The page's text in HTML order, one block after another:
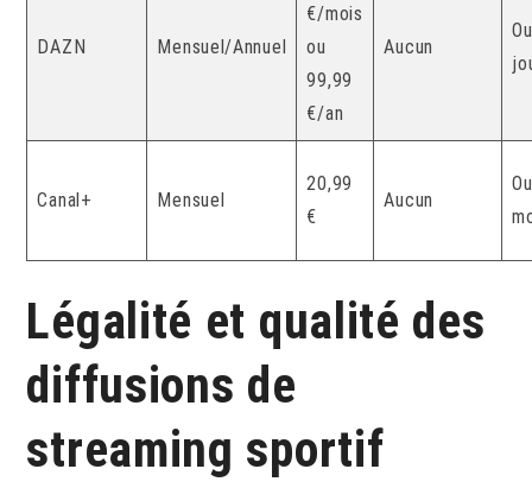
DAZN Mensuel/Annuel
€/mois
ou
99,99
€/an
Aucun
Canal+ Mensuel
20,99
€
Aucun
Légalité et qualité des
diffusions de
streaming sportif